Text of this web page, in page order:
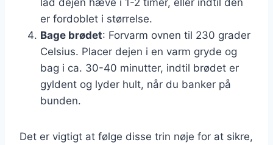
er fordoblet i størrelse.
Bage brødet: Forvarm ovnen til 230 grader
Celsius. Placer dejen i en varm gryde og
bag i ca. 30-40 minutter, indtil brødet er
gyldent og lyder hult, når du banker på
bunden.
Det er vigtigt at følge disse trin nøje for at sikre,